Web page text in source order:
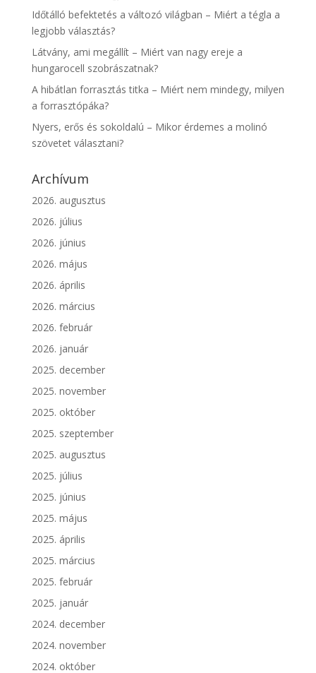
Időtálló befektetés a változó világban – Miért a tégla a
legjobb választás?
Látvány, ami megállít – Miért van nagy ereje a
hungarocell szobrászatnak?
A hibátlan forrasztás titka – Miért nem mindegy, milyen
a forrasztópáka?
Nyers, erős és sokoldalú – Mikor érdemes a molinó
szövetet választani?
Archívum
2026. augusztus
2026. július
2026. június
2026. május
2026. április
2026. március
2026. február
2026. január
2025. december
2025. november
2025. október
2025. szeptember
2025. augusztus
2025. július
2025. június
2025. május
2025. április
2025. március
2025. február
2025. január
2024. december
2024. november
2024. október